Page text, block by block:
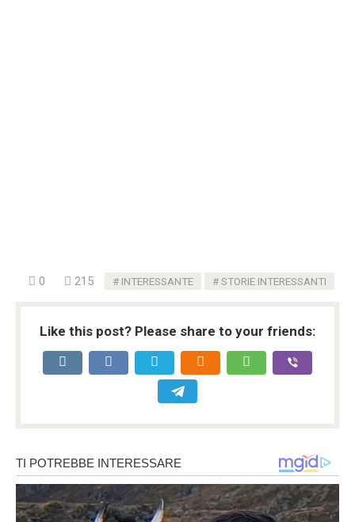
0 215 INTERESSANTE STORIE INTERESSANTI
Like this post? Please share to your friends: